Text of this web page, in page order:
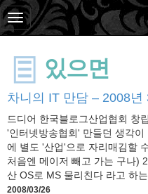
있으면
차니의 IT 만담 – 2008년
드디어 한국블로그산업협회 창
'인터넷방송협회' 만들던 생각
에 별도 '산업'으로 자리매김할
처음엔 메이저 빼고 가는 구나)
산 OS로 MS 물리친다 라고 하
2008/03/26